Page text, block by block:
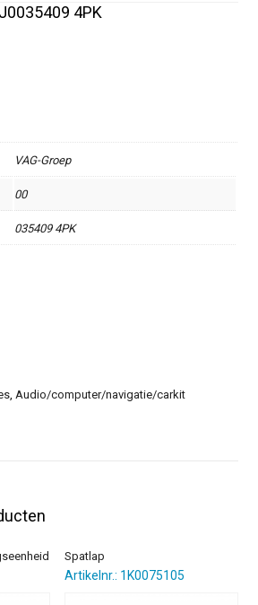
4PK
VAG-Groep
00
035409 4PK
,Audio/computer/navigatie/carkit
Spatlap
Artikelnr.: 1K0075105